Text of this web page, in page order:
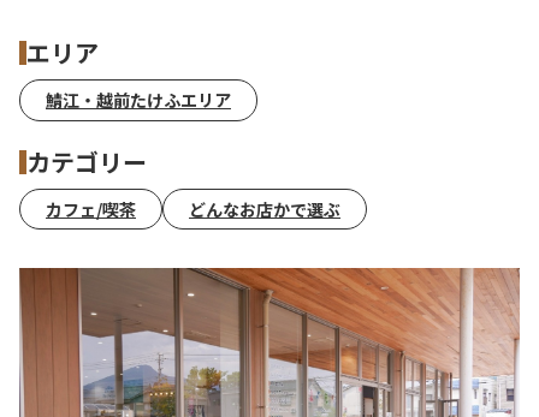
エリア
鯖江・越前たけふエリア
カテゴリー
カフェ/喫茶 どんなお店かで選ぶ